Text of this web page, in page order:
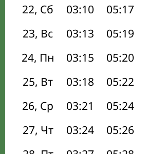
22, Сб
03:10 05:17
23, Вс
03:13 05:19
24, Пн
03:15 05:20
25, Вт
03:18 05:22
26, Ср
03:21 05:24
27, Чт
03:24 05:26